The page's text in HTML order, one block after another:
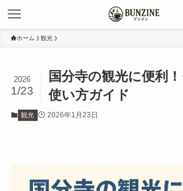
ホーム 観光
国分寺の観光に便利
使い方ガイド
2026
1/23
観光 2026年1月23日